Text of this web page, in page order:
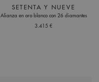
SETENTA Y NUEVE
Alianza en oro blanco con 26 diamantes
3.415 €